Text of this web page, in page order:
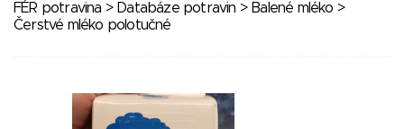
FÉR potravina > Databáze potravin > Balené mléko >
Čerstvé mléko polotučné